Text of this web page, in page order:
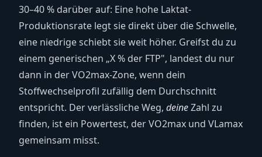
30–40 % darüber auf: Eine hohe Laktat-
Produktionsrate legt sie direkt über die Schwelle,
eine niedrige schiebt sie weit höher. Greifst du zu
einem generischen „X % der FTP", landest du nur
dann in der VO2max-Zone, wenn dein
Stoffwechselprofil zufällig dem Durchschnitt
entspricht. Der verlässliche Weg, deineZahl zu
finden, ist ein Powertest, der VO2max und VLamax
gemeinsam misst.